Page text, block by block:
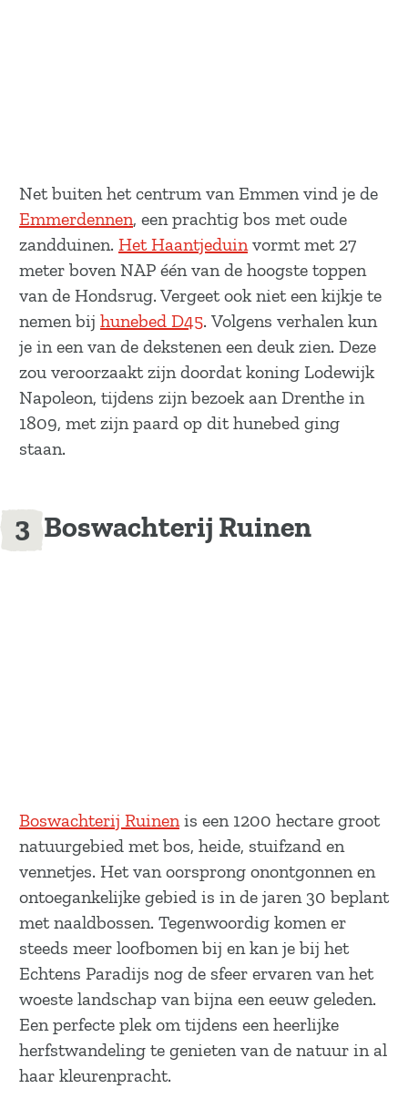
Net buiten het centrum van Emmen vind je de
Emmerdennen, een prachtig bos met oude
zandduinen. Het Haantjeduinvormt met 27
meter boven NAP één van de hoogste toppen
van de Hondsrug. Vergeet ook niet een kijkje te
nemen bij hunebed D45. Volgens verhalen kun
je in een van de dekstenen een deuk zien. Deze
zou veroorzaakt zijn doordat koning Lodewijk
Napoleon, tijdens zijn bezoek aan Drenthe in
1809, met zijn paard op dit hunebed ging
staan.
Boswachterij Ruinen
Boswachterij Ruinen is een 1200 hectare groot
natuurgebied met bos, heide, stuifzand en
vennetjes. Het van oorsprong onontgonnen en
ontoegankelijke gebied is in de jaren 30 beplant
met naaldbossen. Tegenwoordig komen er
steeds meer loofbomen bij en kan je bij het
Echtens Paradijs nog de sfeer ervaren van het
woeste landschap van bijna een eeuw geleden.
Een perfecte plek om tijdens een heerlijke
herfstwandeling te genieten van de natuur in al
haar kleurenpracht.